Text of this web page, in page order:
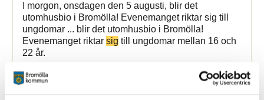
I morgon, onsdagen den 5 augusti, blir det
utomhusbio i Bromölla! Evenemanget riktar sig till
ungdomar ... blir det utomhusbio i Bromölla!
Evenemanget riktar sig till ungdomar mellan 16 och
22 år.
Bromölla Kommun